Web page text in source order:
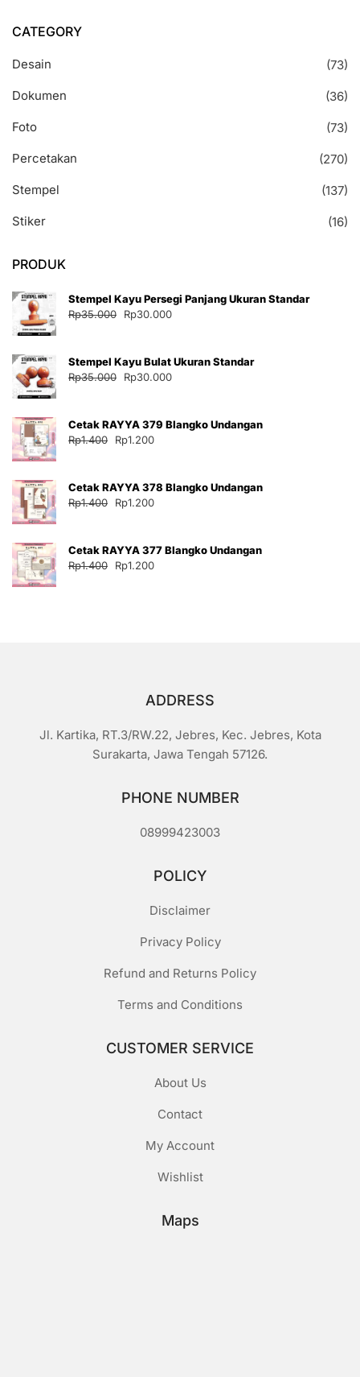
CATEGORY
Desain
(73)
Dokumen
(36)
Foto
(73)
Percetakan
(270)
Stempel
(137)
Stiker
(16)
PRODUK
Stempel Kayu Persegi Panjang Ukuran Standar
Rp35.000
Harga
Rp35.000.
Rp30.000
adalah:
Stempel Kayu Bulat Ukuran Standar
Rp35.000
Harga
Rp35.000.
Rp30.000
adalah:
Cetak RAYYA 379 Blangko Undangan
Rp1.400
Harga
Rp1.400.
Rp1.200
adalah:
Cetak RAYYA 378 Blangko Undangan
Rp1.400
Harga
Rp1.400.
Rp1.200
adalah:
Cetak RAYYA 377 Blangko Undangan
Rp1.400
Harga
Rp1.200
ADDRESS
Jl. Kartika, RT.3/RW.22, Jebres, Kec. Jebres, Kota
Surakarta, Jawa Tengah 57126.
PHONE NUMBER
08999423003
POLICY
Disclaimer
Privacy Policy
Refund and Returns Policy
Terms and Conditions
CUSTOMER SERVICE
About Us
Contact
My Account
Wishlist
Maps